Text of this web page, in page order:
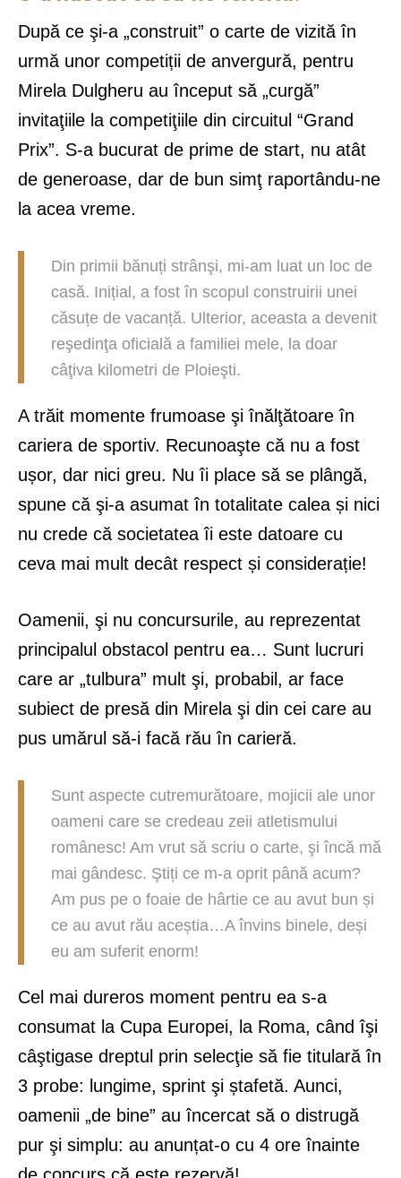
După ce şi-a „construit” o carte de vizită în
urmă unor competiții de anvergură, pentru
Mirela Dulgheru au început să „curgă”
invitaţiile la competiţiile din circuitul “Grand
Prix”. S-a bucurat de prime de start, nu atât
de generoase, dar de bun simţ raportându-ne
la acea vreme.
Din primii bănuți strânşi, mi-am luat un loc de
casă. Inițial, a fost în scopul construirii unei
căsuțe de vacanță. Ulterior, aceasta a devenit
reşedinţa oficială a familiei mele, la doar
câţiva kilometri de Ploieşti.
A trăit momente frumoase şi înălţătoare în
cariera de sportiv. Recunoaşte că nu a fost
ușor, dar nici greu. Nu îi place să se plângă,
spune că şi-a asumat în totalitate calea și nici
nu crede că societatea îi este datoare cu
ceva mai mult decât respect și considerație!
Oamenii, şi nu concursurile, au reprezentat
principalul obstacol pentru ea… Sunt lucruri
care ar „tulbura” mult şi, probabil, ar face
subiect de presă din Mirela şi din cei care au
pus umărul să-i facă rău în carieră.
Sunt aspecte cutremurătoare, mojicii ale unor
oameni care se credeau zeii atletismului
românesc! Am vrut să scriu o carte, şi încă mă
mai gândesc. Ştiți ce m-a oprit până acum?
Am pus pe o foaie de hârtie ce au avut bun și
ce au avut rău aceștia…A învins binele, deși
eu am suferit enorm!
Cel mai dureros moment pentru ea s-a
consumat la Cupa Europei, la Roma, când îşi
câştigase dreptul prin selecţie să fie titulară în
3 probe: lungime, sprint şi ștafetă. Aunci,
oamenii „de bine” au încercat să o distrugă
pur şi simplu: au anunțat-o cu 4 ore înainte